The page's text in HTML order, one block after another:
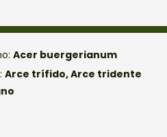
Acer buergerianum
Arce trífido, Arce tridente